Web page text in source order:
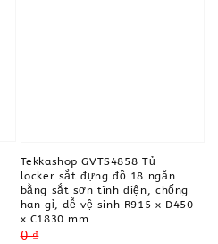
Tekkashop GVTS4858 Tủ
locker sắt đựng đồ 18 ngăn
bằng sắt sơn tĩnh điện, chống
han gỉ, dễ vệ sinh R915 x D450
x C1830 mm
Regular
0 ₫